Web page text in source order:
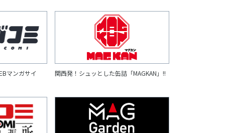
マンガサイ 関西発！シュッとした缶詰「MAGKAN」!!